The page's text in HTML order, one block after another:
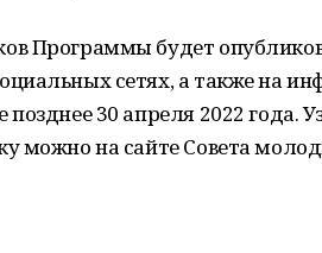
Программы будет
сетях, а также на
30 апреля 2022 года.
можно на сайте Совета